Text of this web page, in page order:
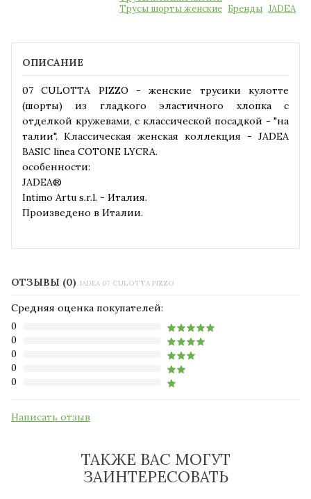
Трусы шорты женские Бренды JADEA
ОПИСАНИЕ
07 CULOTTA PIZZO - женские трусики кулотте
(шорты) из гладкого эластичного хлопка с
отделкой кружевами, с классической посадкой - "на
талии". Классическая женская коллекция - JADEA
BASIC linea COTONE LYCRA.
особенности:
JADEA®
Intimo Artu s.r.l. - Италия.
Произведено в Италии.
ОТЗЫВЫ (0) JADEA 07 CULOTTA PIZZO
Средняя оценка покупателей:
0
0
0
0
0
Написать отзыв
ТАКЖЕ ВАС МОГУТ
ЗАИНТЕРЕСОВАТЬ